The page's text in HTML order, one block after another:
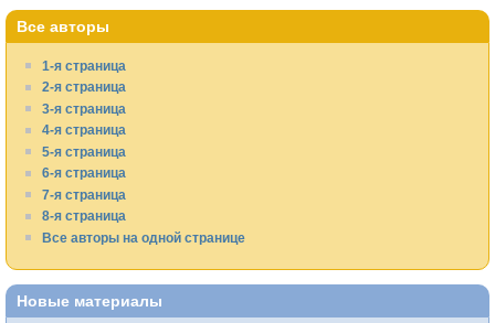
Все авторы
1-я страница
2-я страница
3-я страница
4-я страница
5-я страница
6-я страница
7-я страница
8-я страница
Все авторы на одной странице
Новые материалы